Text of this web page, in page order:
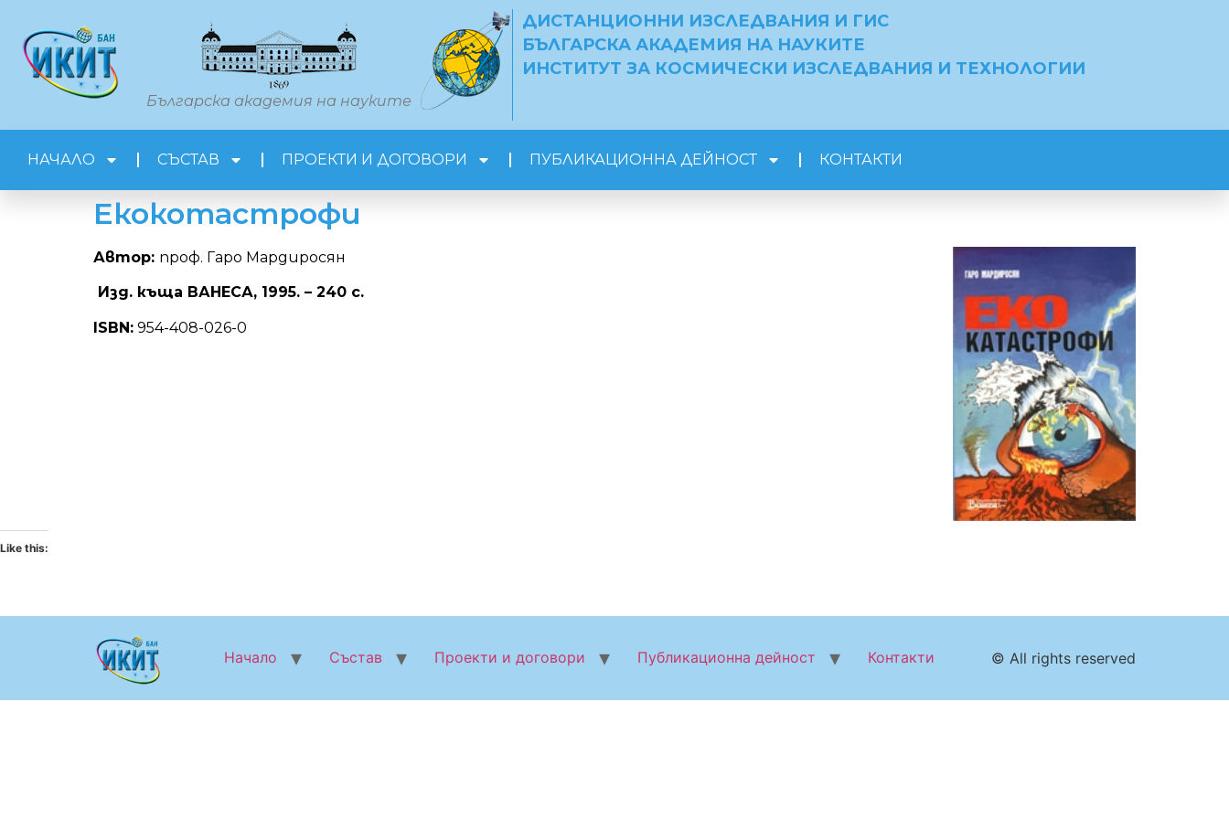
Българска академия на науките
ДИСТАНЦИОННИ ИЗСЛЕДВАНИЯ И ГИС
БЪЛГАРСКА АКАДЕМИЯ НА НАУКИТЕ
ИНСТИТУТ ЗА КОСМИЧЕСКИ ИЗСЛЕДВАНИЯ И ТЕХНОЛОГИИ
НАЧАЛО СЪСТАВ ПРОЕКТИ И ДОГОВОРИ ПУБЛИКАЦИОННА ДЕЙНОСТ КОНТАКТИ
Екокотастрофи
Автор: проф. Гаро Мардиросян
Изд. къща ВАНЕСА, 1995. – 240 с.
ISBN: 954-408-026-0
Like this:
Начало Състав Проекти и договори Публикационна дейност Контакти © All rights reserved